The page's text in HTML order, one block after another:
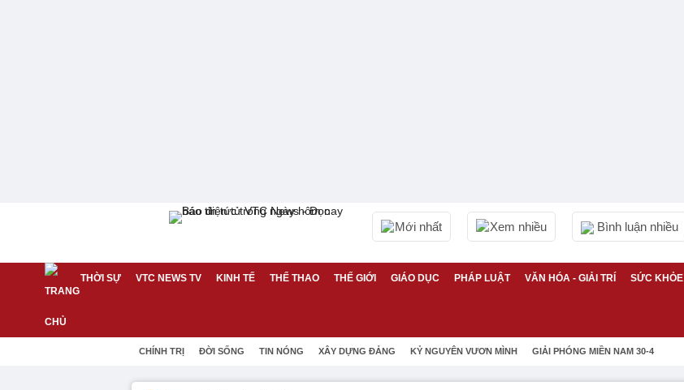
Mới nhất Xem nhiều Bình luận nhiều
THỜI SỰ VTC NEWS TV KINH TẾ THỂ THAO THẾ GIỚI GIÁO DỤC PHÁP LUẬT VĂN HÓA - GIẢI TRÍ SỨC KHỎE
CHÍNH TRỊ ĐỜI SỐNG TIN NÓNG XÂY DỰNG ĐẢNG KỶ NGUYÊN VƯƠN MÌNH GIẢI PHÓNG MIỀN NAM 30-4